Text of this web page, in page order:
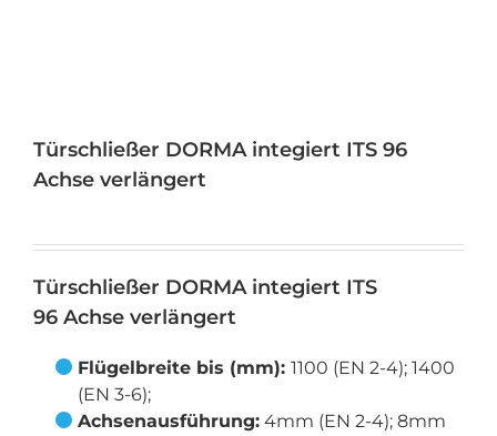
Türschließer DORMA integiert ITS 96
Achse verlängert
Türschließer DORMA integiert ITS
96 Achse verlängert
Flügelbreite bis (mm): 1100 (EN 2-4); 1400
(EN 3-6);
Achsenausführung: 4mm (EN 2-4); 8mm